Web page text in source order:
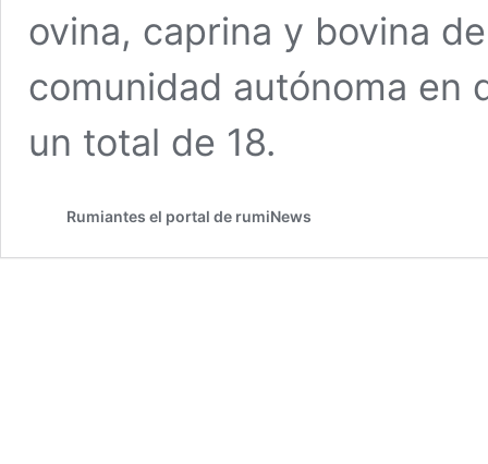
ovina, caprina y bovina
comunidad autónoma en
un total de 18.
Rumiantes el portal de rumiNews